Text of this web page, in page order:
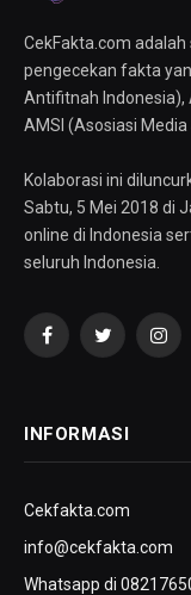
CekFakta.com
pengecekan fakta
Antifitnah Indonesia),
AMSI (Asosiasi Media
Kolaborasi ini
Sabtu, 5 Mei 2018 di
online di Indonesia
seluruh Indonesia.
FacebookTwitter
INFORMASI
Cekfakta.com
info@cekfakta.com
Whatsapp di